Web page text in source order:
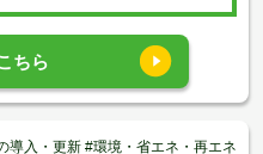
ちら
導入・更新 #環境・省エネ・再エネ